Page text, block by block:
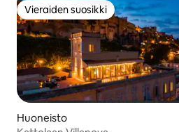
Vieraiden suosikki
Vieraiden suosikki
Huoneisto